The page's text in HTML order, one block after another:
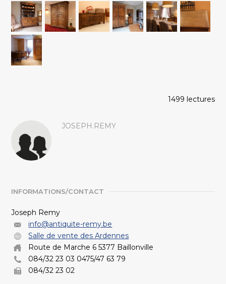
1499 lectures
JOSEPH.REMY
INFORMATIONS/CONTACT
Joseph Remy
info@antiquite-remy.be
Salle de vente des Ardennes
Route de Marche 6 5377 Baillonville
084/32 23 03 0475/47 63 79
084/32 23 02